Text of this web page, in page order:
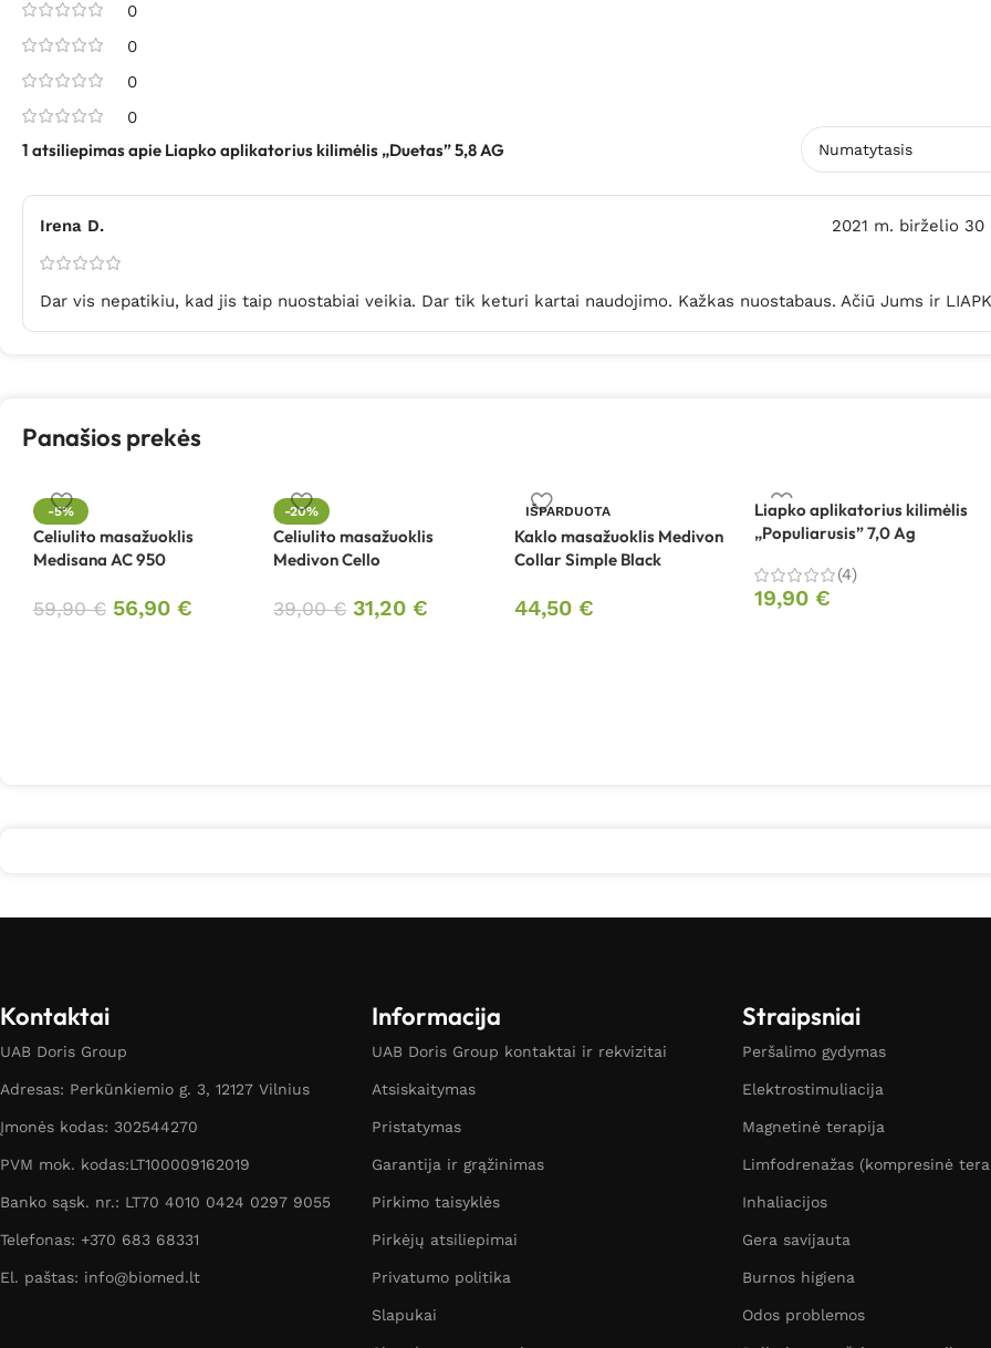
0
0
0
0
1 atsiliepimas apie Liapko aplikatorius kilimėlis „Duetas” 5,8 AG
Irena D. 2021 m. birželio 30
Dar vis nepatikiu, kad jis taip nuostabiai veikia. Dar tik keturi kartai naudojimo. Kažkas nuostabaus. Ačiū Jums ir
Panašios prekės
-5%
Celiulito masažuoklis
Medisana AC 950
59,90€ 56,90 €
-20%
Celiulito masažuoklis
Medivon Cello
39,00€ 31,20€
IŠPARDUOTA
Kaklo masažuoklis Medivon
Collar Simple Black
44,50 €
Liapko aplikatorius kilimėlis
„Populiarusis” 7,0 Ag
(4)
19,90 €
Kontaktai
UAB Doris Group
Adresas: Perkūnkiemio g. 3, 12127 Vilnius
Įmonės kodas: 302544270
PVM mok. kodas:LT100009162019
Banko sąsk. nr.: LT70 4010 0424 0297 9055
Telefonas: +370 683 68331
El. paštas: info@biomed.lt
Informacija
UAB Doris Group kontaktai ir rekvizitai
Atsiskaitymas
Pristatymas
Garantija ir grąžinimas
Pirkimo taisyklės
Pirkėjų atsiliepimai
Privatumo politika
Slapukai
Straipsniai
Peršalimo gydymas
Elektrostimuliacija
Magnetinė terapija
Limfodrenažas (kompresinė
Inhaliacijos
Gera savijauta
Burnos higiena
Odos problemos